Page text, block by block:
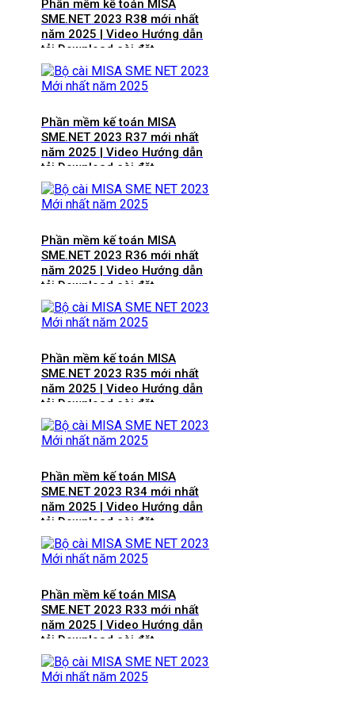
Phần mềm kế toán MISA
SME.NET 2023 R38 mới nhất
năm 2025 | Video Hướng dẫn
tải Download cài đặt
Phần mềm kế toán MISA
SME.NET 2023 R37 mới nhất
năm 2025 | Video Hướng dẫn
tải Download cài đặt
Phần mềm kế toán MISA
SME.NET 2023 R36 mới nhất
năm 2025 | Video Hướng dẫn
tải Download cài đặt
Phần mềm kế toán MISA
SME.NET 2023 R35 mới nhất
năm 2025 | Video Hướng dẫn
tải Download cài đặt
Phần mềm kế toán MISA
SME.NET 2023 R34 mới nhất
năm 2025 | Video Hướng dẫn
tải Download cài đặt
Phần mềm kế toán MISA
SME.NET 2023 R33 mới nhất
năm 2025 | Video Hướng dẫn
tải Download cài đặt